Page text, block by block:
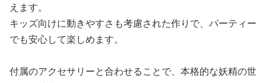
えます。
キッズ向けに動きやすさも考慮された作りで、パーティー
でも安心して楽しめます。
付属のアクセサリーと合わせることで、本格的な妖精の世